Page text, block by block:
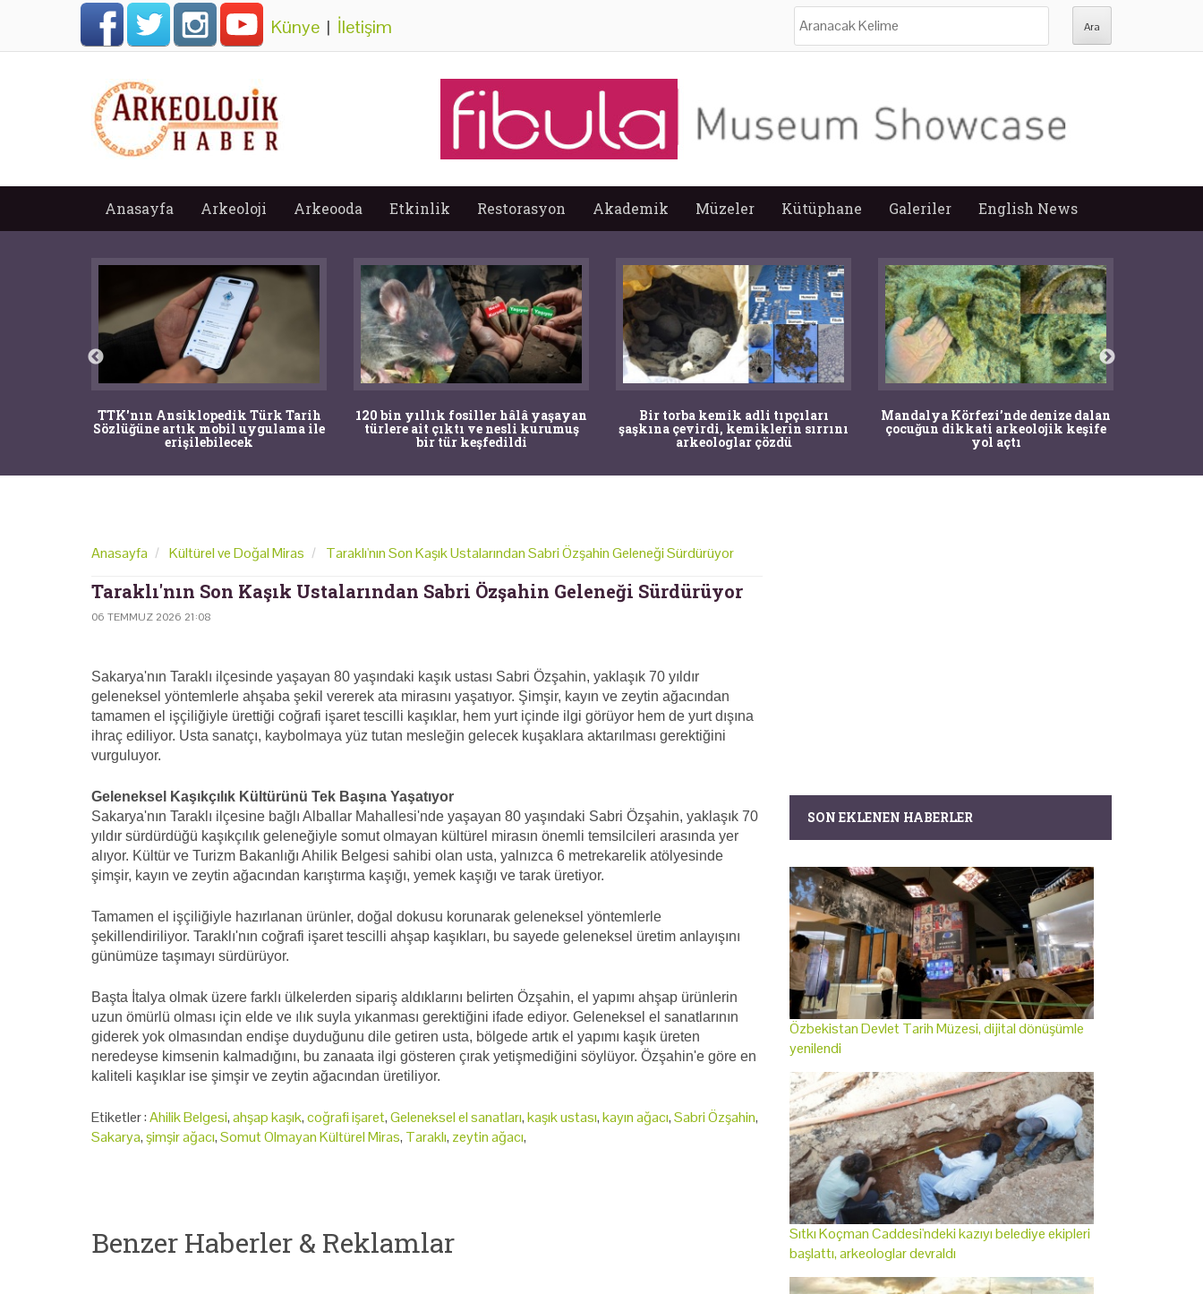
Künye | İletişim
Anasayfa Arkeoloji Arkeooda Etkinlik Restorasyon Akademik Müzeler Kütüphane Galeriler English News
TTK'nın Ansiklopedik Türk Tarih
Sözlüğüne artık mobil uygulama ile
erişilebilecek
120 bin yıllık fosiller hâlâ yaşayan
türlere ait çıktı ve nesli kurumuş
bir tür keşfedildi
Bir torba kemik adli tıpçıları
şaşkına çevirdi, kemiklerin sırrını
arkeologlar çözdü
Mandalya Körfezi’nde denize dalan
çocuğun dikkati arkeolojik keşife
yol açtı
Anasayfa Kültürel ve Doğal Miras Taraklı'nın Son Kaşık Ustalarından Sabri Özşahin Geleneği Sürdürüyor
Taraklı'nın Son Kaşık Ustalarından Sabri Özşahin Geleneği Sürdürüyor
06 TEMMUZ 2026 21:08
Sakarya'nın Taraklı ilçesinde yaşayan 80 yaşındaki kaşık ustası Sabri Özşahin, yaklaşık 70 yıldır
geleneksel yöntemlerle ahşaba şekil vererek ata mirasını yaşatıyor. Şimşir, kayın ve zeytin ağacından
tamamen el işçiliğiyle ürettiği coğrafi işaret tescilli kaşıklar, hem yurt içinde ilgi görüyor hem de yurt dışına
ihraç ediliyor. Usta sanatçı, kaybolmaya yüz tutan mesleğin gelecek kuşaklara aktarılması gerektiğini
vurguluyor.
Geleneksel Kaşıkçılık Kültürünü Tek Başına Yaşatıyor
Sakarya'nın Taraklı ilçesine bağlı Alballar Mahallesi'nde yaşayan 80 yaşındaki Sabri Özşahin, yaklaşık 70
yıldır sürdürdüğü kaşıkçılık geleneğiyle somut olmayan kültürel mirasın önemli temsilcileri arasında yer
alıyor. Kültür ve Turizm Bakanlığı Ahilik Belgesi sahibi olan usta, yalnızca 6 metrekarelik atölyesinde
şimşir, kayın ve zeytin ağacından karıştırma kaşığı, yemek kaşığı ve tarak üretiyor.
Tamamen el işçiliğiyle hazırlanan ürünler, doğal dokusu korunarak geleneksel yöntemlerle
şekillendiriliyor. Taraklı'nın coğrafi işaret tescilli ahşap kaşıkları, bu sayede geleneksel üretim anlayışını
günümüze taşımayı sürdürüyor.
Başta İtalya olmak üzere farklı ülkelerden sipariş aldıklarını belirten Özşahin, el yapımı ahşap ürünlerin
uzun ömürlü olması için elde ve ılık suyla yıkanması gerektiğini ifade ediyor. Geleneksel el sanatlarının
giderek yok olmasından endişe duyduğunu dile getiren usta, bölgede artık el yapımı kaşık üreten
neredeyse kimsenin kalmadığını, bu zanaata ilgi gösteren çırak yetişmediğini söylüyor. Özşahin'e göre en
kaliteli kaşıklar ise şimşir ve zeytin ağacından üretiliyor.
Etiketler :Ahilik Belgesi,ahşap kaşık,coğrafi işaret,Geleneksel el sanatları,kaşık ustası,kayın ağacı,Sabri Özşahin,
Sakarya,şimşir ağacı,Somut Olmayan Kültürel Miras, Taraklı, zeytin ağacı,
Benzer Haberler & Reklamlar
SON EKLENEN HABERLER
Özbekistan Devlet Tarih Müzesi, dijital dönüşümle
yenilendi
Sıtkı Koçman Caddesi'ndeki kazıyı belediye ekipleri
başlattı, arkeologlar devraldı